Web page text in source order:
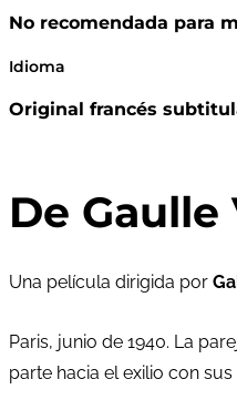
No recomendada para
Idioma
Original francés
De Gaulle
Una película dirigida por
Paris, junio de 1940. La
parte hacia el exilio con sus